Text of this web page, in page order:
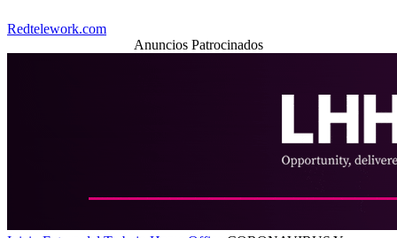
Redtelework.com
Anuncios Patrocinados